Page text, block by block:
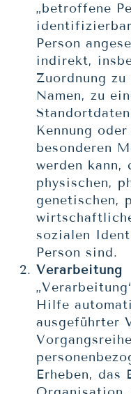
„betroffene
Person
indirekt,
Zuordnung
Namen, zu
Kennung
besonderen
werden kann,
physischen,
genetischen,
sozialen
Person sind.
Verarbeitung
Hilfe
ausgeführter
Erheben, das